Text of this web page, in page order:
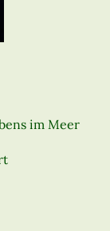
im Meer